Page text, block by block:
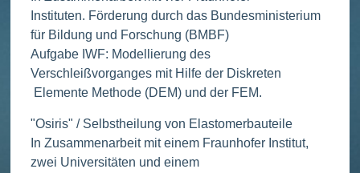
Instituten. Förderung durch das Bundesministerium
für Bildung und Forschung (BMBF)
Aufgabe IWF: Modellierung des
Verschleißvorganges mit Hilfe der Diskreten
Elemente Methode (DEM) und der FEM.
"Osiris" / Selbstheilung von Elastomerbauteile
In Zusammenarbeit mit einem Fraunhofer Institut,
zwei Universitäten und einem